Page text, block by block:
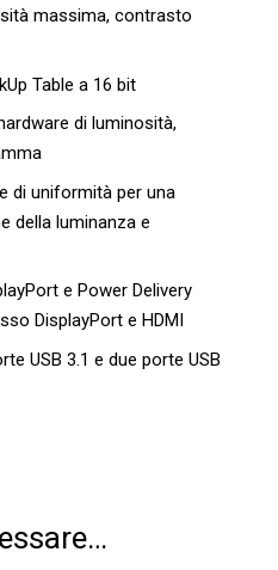
massima, contrasto
Table a 16 bit
di luminosità,
di uniformità per una
della luminanza e
e Power Delivery
DisplayPort e HDMI
USB 3.1 e due porte USB